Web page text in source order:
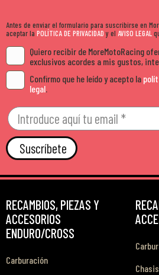
Antes de enviar el formulario para suscribirse en
aceptar la POLÍTICA DE PRIVACIDADy el AVISO LEGAL
Quiero recibir de MoreMotoRacing
exclusivos acordes a mis gustos,
Confirmo que he leído y acepto la
legal.
Suscríbete
RECAMBIOS, PIEZAS Y
ACCESORIOS
ENDURO/CROSS
Carburación
Chasis